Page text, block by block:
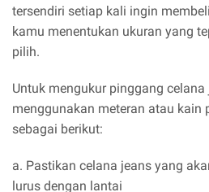
tersendiri setiap kali ingin
kamu menentukan ukuran yang
pilih.
Untuk mengukur pinggang celana
menggunakan meteran atau kain
sebagai berikut:
a. Pastikan celana jeans yang
lurus dengan lantai